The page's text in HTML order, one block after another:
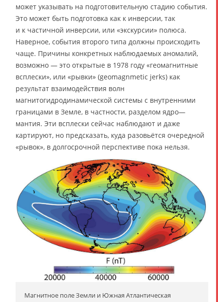
может указывать на подготовительную стадию события.
Это может быть подготовка как к инверсии, так
и к частичной инверсии, или «экскурсии» полюса.
Наверное, события второго типа должны происходить
чаще. Причины конкретных наблюдаемых аномалий,
возможно — это открытые в 1978 году «геомагнитные
всплески», или «рывки» (geomagnmetic jerks) как
результат взаимодействия волн
магнитогидродинамической системы с внутренними
границами в Земле, в частности, разделом ядро—
мантия. Эти всплески сейчас наблюдают и даже
картируют, но предсказать, куда разовьётся очередной
«рывок», в долгосрочной перспективе пока нельзя.
Магнитное поле Земли и Южная Атлантическая